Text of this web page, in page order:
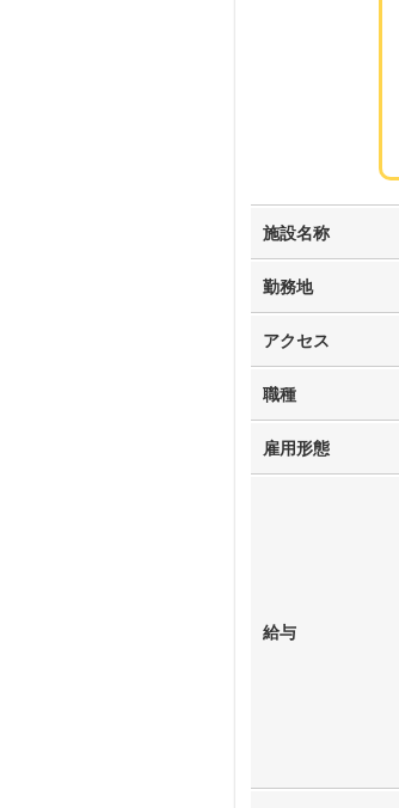
施設名称
勤務地
アクセス
職種
雇用形態
給与